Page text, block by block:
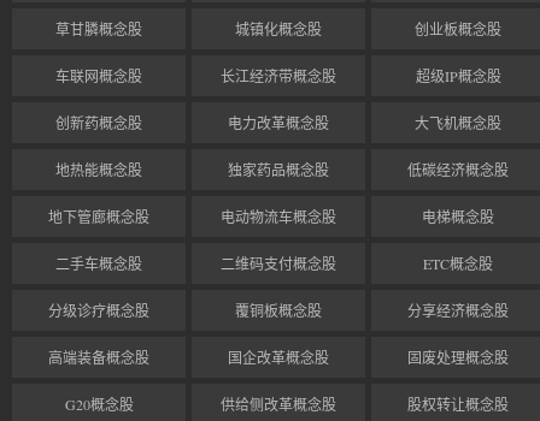
草甘膦概念股 城镇化概念股 创业板概念股
车联网概念股 长江经济带概念股 超级IP概念股
创新药概念股 电力改革概念股 大飞机概念股
地热能概念股 独家药品概念股 低碳经济概念股
地下管廊概念股 电动物流车概念股 电梯概念股
二手车概念股 二维码支付概念股 ETC概念股
分级诊疗概念股 覆铜板概念股 分享经济概念股
高端装备概念股 国企改革概念股 固废处理概念股
G20概念股 供给侧改革概念股 股权转让概念股